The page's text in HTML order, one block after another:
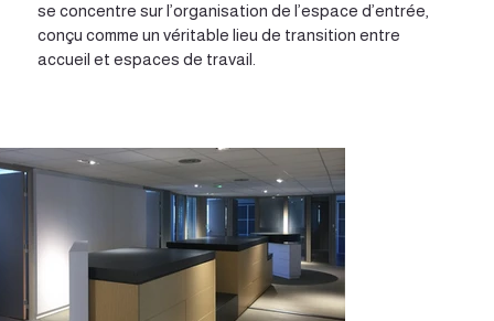
se concentre sur l’organisation de l’espace d’entrée,
conçu comme un véritable lieu de transition entre
accueil et espaces de travail.